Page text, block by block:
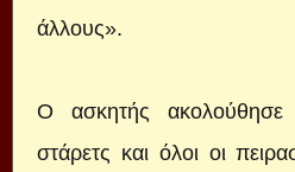
άλλους».
Ο ασκητής
στάρετς και όλοι οι